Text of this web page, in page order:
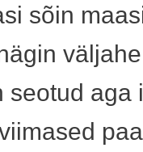
sõin
seotud aga